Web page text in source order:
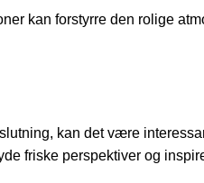
kan forstyrre den rolige
kan det være
friske perspektiver og